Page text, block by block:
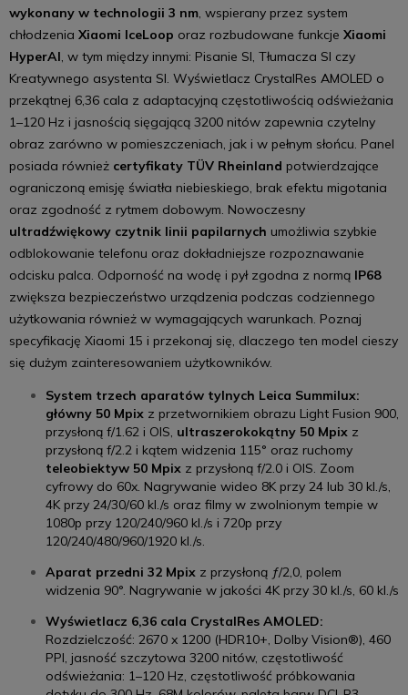
wykonany w technologii 3 nm, wspierany przez system
chłodzenia Xiaomi IceLoop oraz rozbudowane funkcje Xiaomi
HyperAI , w tym między innymi: Pisanie SI, Tłumacza SI czy
Kreatywnego asystenta SI. Wyświetlacz CrystalRes AMOLED o
przekątnej 6,36 cala z adaptacyjną częstotliwością odświeżania
1–120 Hz i jasnością sięgającą 3200 nitów zapewnia czytelny
obraz zarówno w pomieszczeniach, jak i w pełnym słońcu. Panel
posiada równieżcertyfikaty TÜV Rheinland potwierdzające
ograniczoną emisję światła niebieskiego, brak efektu migotania
oraz zgodność z rytmem dobowym. Nowoczesny
ultradźwiękowy czytnik linii papilarnych umożliwia szybkie
odblokowanie telefonu oraz dokładniejsze rozpoznawanie
odcisku palca. Odporność na wodę i pył zgodna z normą IP68
zwiększa bezpieczeństwo urządzenia podczas codziennego
użytkowania również w wymagających warunkach. Poznaj
specyfikację Xiaomi 15 i przekonaj się, dlaczego ten model cieszy
się dużym zainteresowaniem użytkowników.
System trzech aparatów tylnych Leica Summilux:
główny 50 Mpixz przetwornikiem obrazu Light Fusion 900,
przysłoną f/1.62 i OIS, ultraszerokokątny 50 Mpixz
przysłoną f/2.2 i kątem widzenia 115° oraz ruchomy
teleobiektyw 50 Mpixz przysłoną f/2.0 i OIS. Zoom
cyfrowy do 60x. Nagrywanie wideo 8K przy 24 lub 30 kl./s,
4K przy 24/30/60 kl./s oraz filmy w zwolnionym tempie w
1080p przy 120/240/960 kl./s i 720p przy
120/240/480/960/1920 kl./s.
Aparat przedni 32 Mpixz przysłoną ƒ/2,0, polem
widzenia 90°. Nagrywanie w jakości 4K przy 30 kl./s, 60 kl./s
Wyświetlacz 6,36 cala CrystalRes AMOLED:
Rozdzielczość: 2670 x 1200 (HDR10+, Dolby Vision®), 460
PPI, jasność szczytowa 3200 nitów, częstotliwość
odświeżania: 1–120 Hz, częstotliwość próbkowania